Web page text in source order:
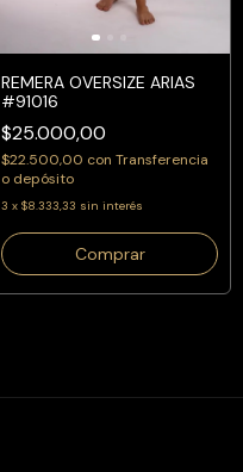
REMERA OVERSIZE ARIAS
#91016
$25.000,00
$22.500,00 con Transferencia
o depósito
3 x $8.333,33 sin interés
Comprar